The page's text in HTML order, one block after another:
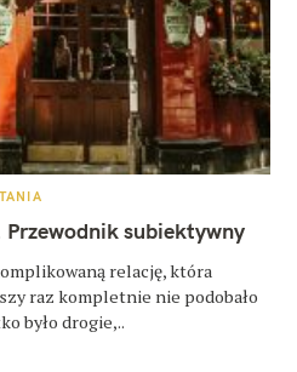
Przewodnik subiektywny
relację, która
raz kompletnie nie podobało
było drogie,..